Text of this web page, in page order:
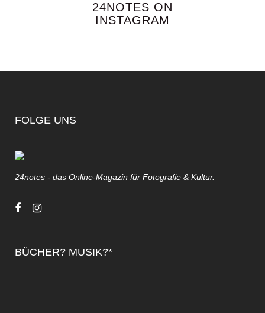
24NOTES ON
INSTAGRAM
FOLGE UNS
24notes - das Online-Magazin für Fotografie & Kultur.
BÜCHER? MUSIK?*